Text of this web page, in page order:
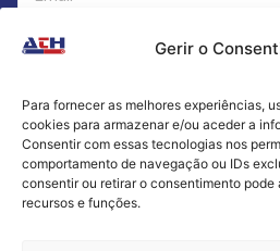
Gerir o
Para fornecer as melhores experiências,
cookies para armazenar e/ou aceder a
Consentir com essas tecnologias nos
comportamento de navegação ou IDs
consentir ou retirar o consentimento
recursos e funções.
Criamos a cozinha perfeita
gastronómico!